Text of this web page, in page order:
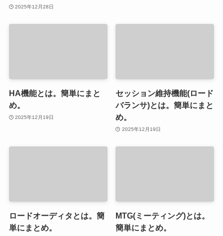
2025年12月28日
HA機能とは。簡単にまと
め。
2025年12月19日
セッション維持機能(ロード
バランサ)とは。簡単にまと
め。
2025年12月19日
ロードオーディタとは。簡
単にまとめ。
MTG(ミーティング)とは。
簡単にまとめ。